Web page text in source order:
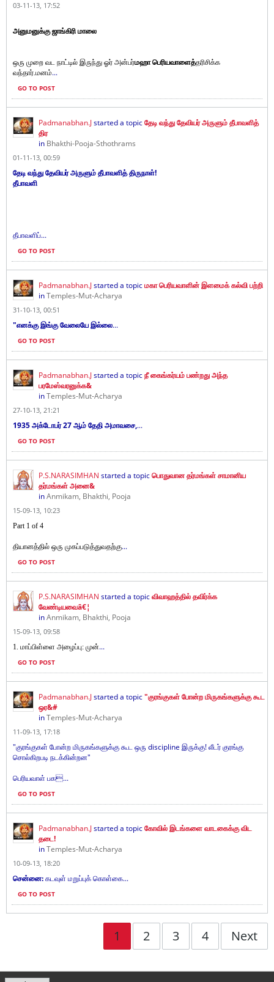
03-11-13, 17:52
அனுமனுக்கு ஜாங்கிரி மாலை
ஒரு முறை வட நாட்டில் இருந்து ஓர் அன்பர்மஹா பெரியவாளைத்தரிசிக்க
வந்தார்.மனம்...
GO TO POST
Padmanabhan.Jstarted a topicதேடி வந்து தேவியர் அருளும் தீபாவளித்
திர
in Bhakthi-Pooja-Sthothrams
01-11-13, 00:59
தேடி வந்து தேவியர் அருளும் தீபாவளித் திருநாள்!
தீபாவளி
தீபாவளிப்...
GO TO POST
Padmanabhan.Jstarted a topicமகா பெரியவாளின் இளமைக் கல்வி பற்றி
inTemples-Mut-Acharya
31-10-13, 00:51
"எனக்கு இங்கு வேலையே இல்லை...
GO TO POST
Padmanabhan.Jstarted a topicநீ கைங்கர்யம் பண்றது அந்த
பரமேஸ்வரனுக்க&
inTemples-Mut-Acharya
27-10-13, 21:21
1935 அக்டோபர் 27 ஆம் தேதி அமாவசை,...
GO TO POST
P.S.NARASIMHAN started a topicபொதுவான தர்மங்கள் சாமானிய
தர்மங்கள் அனை&
inAnmikam, Bhakthi, Pooja
15-09-13, 10:23
Part 1 of 4
தியானத்தில் ஒரு முகப்படுத்துவதற்கு...
GO TO POST
P.S.NARASIMHAN started a topicவிவாஹத்தில் தவிர்க்க
வேண்டியவைâ€¦
inAnmikam, Bhakthi, Pooja
15-09-13, 09:58
1. மாப்பிள்ளை அழைப்பு: முன்...
GO TO POST
Padmanabhan.Jstarted a topic"குரங்குகள் போன்ற மிருகங்களுக்கு கூட
ஒர&#
inTemples-Mut-Acharya
11-09-13, 17:18
"குரங்குகள் போன்ற மிருகங்களுக்கு கூட ஒரு discipline இருக்கு! லீடர் குரங்கு
சொல்கிறபடி நடக்கின்றன"
பெரியவாள் பக...
GO TO POST
Padmanabhan.Jstarted a topicகோவில் இடங்களை வாடகைக்கு விட
தடை!
inTemples-Mut-Acharya
10-09-13, 18:20
சென்னை:கடவுள் மறுப்புக் கொள்கை...
GO TO POST
1 2 3 4 Next